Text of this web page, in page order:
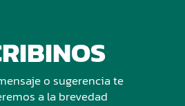
o sugerencia te
a la brevedad